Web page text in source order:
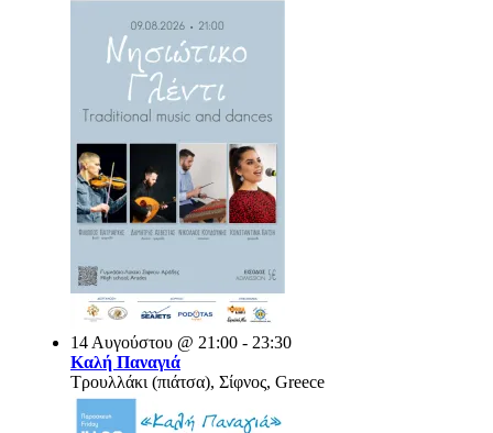
14 Αυγούστου @ 21:00 - 23:30
Καλή Παναγιά
Τρουλλάκι (πιάτσα), Σίφνος, Greece